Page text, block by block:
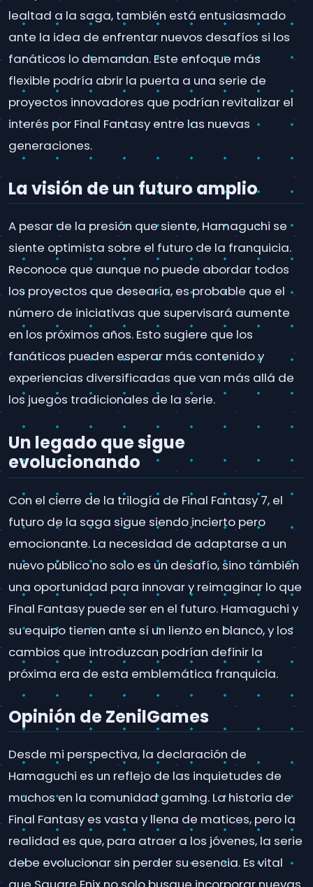
lealtad a la saga, también está entusiasmado
ante la idea de enfrentar nuevos desafíos si los
fanáticos lo demandan. Este enfoque más
flexible podría abrir la puerta a una serie de
proyectos innovadores que podrían revitalizar el
interés por Final Fantasy entre las nuevas
generaciones.
La visión de un futuro amplio
A pesar de la presión que siente, Hamaguchi se
siente optimista sobre el futuro de la franquicia.
Reconoce que aunque no puede abordar todos
los proyectos que desearía, es probable que el
número de iniciativas que supervisará aumente
en los próximos años. Esto sugiere que los
fanáticos pueden esperar más contenido y
experiencias diversificadas que van más allá de
los juegos tradicionales de la serie.
Un legado que sigue
evolucionando
Con el cierre de la trilogía de Final Fantasy 7, el
futuro de la saga sigue siendo incierto pero
emocionante. La necesidad de adaptarse a un
nuevo público no solo es un desafío, sino también
una oportunidad para innovar y reimaginar lo que
Final Fantasy puede ser en el futuro. Hamaguchi y
su equipo tienen ante sí un lienzo en blanco, y los
cambios que introduzcan podrían definir la
próxima era de esta emblemática franquicia.
Opinión de ZenilGames
Desde mi perspectiva, la declaración de
Hamaguchi es un reflejo de las inquietudes de
muchos en la comunidad gaming. La historia de
Final Fantasy es vasta y llena de matices, pero la
realidad es que, para atraer a los jóvenes, la serie
debe evolucionar sin perder su esencia. Es vital